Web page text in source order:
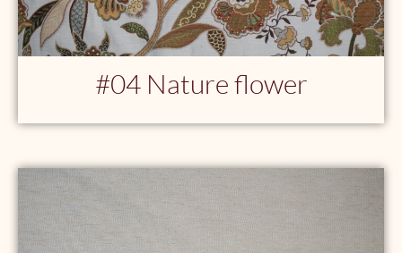
#04 Nature flower